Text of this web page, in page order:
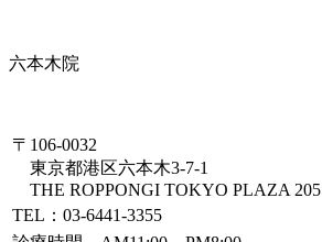
六本木院
〒106-0032
東京都港区六本木3-7-1
THE ROPPONGI TOKYO PLAZA 205
TEL：03-6441-3355